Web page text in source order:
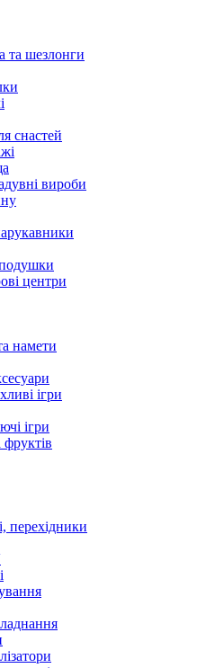
та шезлонги
снастей
вироби
центри
намети
ігри
ігри
перехідники